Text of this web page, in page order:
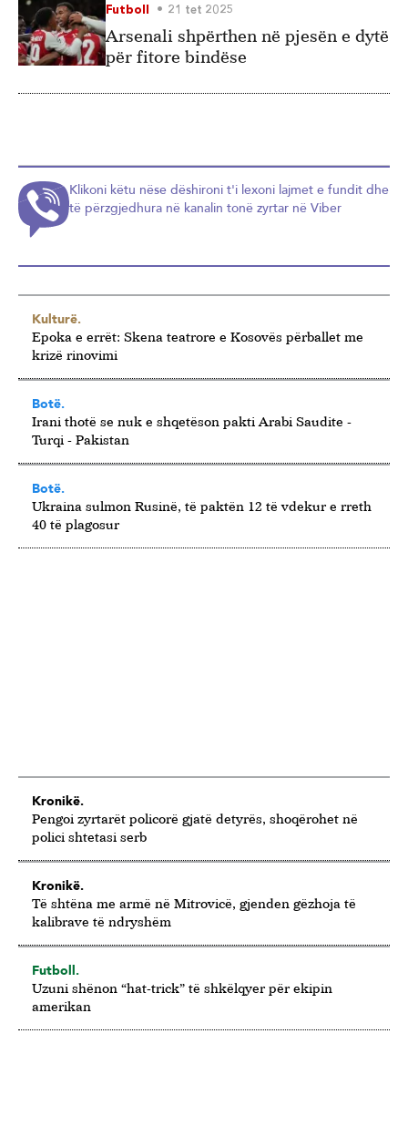
Futboll 21 tet 2025
Arsenali shpërthen në pjesën e dytë
për fitore bindëse
Klikoni këtu nëse dëshironi t'i lexoni lajmet e fundit dhe
të përzgjedhura në kanalin tonë zyrtar në Viber
Kulturë.
Epoka e errët: Skena teatrore e Kosovës përballet me
krizë rinovimi
Botë.
Irani thotë se nuk e shqetëson pakti Arabi Saudite -
Turqi - Pakistan
Botë.
Ukraina sulmon Rusinë, të paktën 12 të vdekur e rreth
40 të plagosur
Kronikë.
Pengoi zyrtarët policorë gjatë detyrës, shoqërohet në
polici shtetasi serb
Kronikë.
Të shtëna me armë në Mitrovicë, gjenden gëzhoja të
kalibrave të ndryshëm
Futboll.
Uzuni shënon “hat-trick” të shkëlqyer për ekipin
amerikan